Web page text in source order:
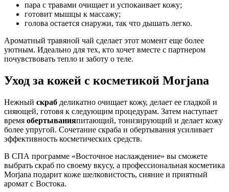
пара с травами очищает и успокаивает кожу;
готовит мышцы к массажу;
голова остается снаружи, так что дышать легко.
Ароматный травяной чай сделает этот момент еще более
уютным. Идеально для тех, кто хочет вместе с партнером
почувствовать тепло и заботу о теле.
Уход за кожей с косметикой Morjana
Нежный скраб деликатно очищает кожу, делает ее гладкой и
сияющей, готовя к следующим процедурам. Затем наступает
время обертыванияпитающий, тонизирующий и делает кожу
более упругой. Сочетание скраба и обертывания усиливает
эффективность косметических средств.
В СПА программе «Восточное наслаждение» вы сможете
выбрать скраб по своему вкусу, а профессиональная косметика
Morjana подарит коже шелковистость, сияние и приятный
аромат с Востока.